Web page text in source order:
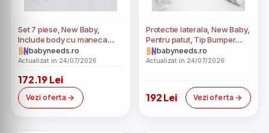
Set 7 piese, New Baby,
Include body cu maneca
lunga, bluza, pantalonasi cu
botosei, salopeta fara
botosei, Marime 56, Din
bumbac 100%, I am Blue
babyneeds.ro
Actualizat in 24/07/2026
172.19 Lei
Vezi oferta
Protectie laterala, New Baby,
Pentru patut, Tip Bumper
impletit, Din bumbac, Din
materiale certificate Oeko
babyneeds.ro
Actualizat in 24/07/2026
192 Lei Vezi oferta